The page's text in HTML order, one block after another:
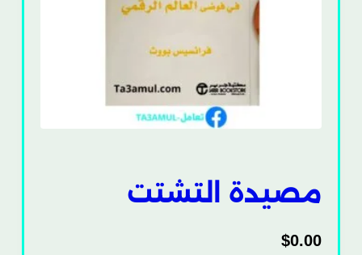
مصيدة التشتت
$0.00